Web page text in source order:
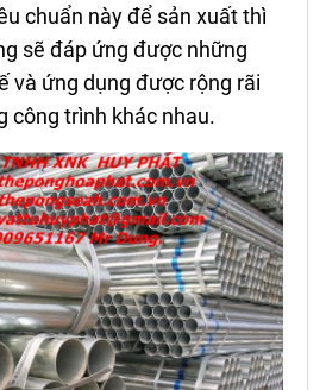
chuẩn này để sản xuất thì
sẽ đáp ứng được những
và ứng dụng được rộng rãi
công trình khác nhau.